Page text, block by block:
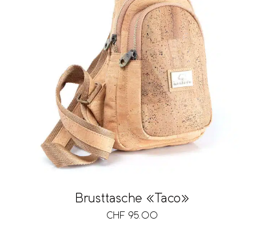
Brusttasche «Taco»
CHF 95.00